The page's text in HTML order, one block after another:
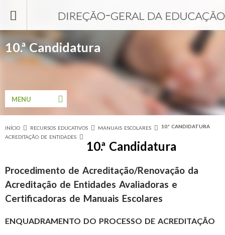
10.ª Candidatura
Está aqui
INÍCIO RECURSOS EDUCATIVOS
MANUAIS ESCOLARES
ACREDITAÇÃO DE ENTIDADES
10.ª CANDIDATURA
10.ª Candidatura
Procedimento de Acreditação/Renovação da
Acreditação de Entidades Avaliadoras e
Certificadoras de Manuais Escolares
ENQUADRAMENTO DO PROCESSO DE ACREDITAÇÃO
MENU